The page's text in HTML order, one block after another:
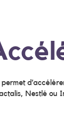
Nestlé ou